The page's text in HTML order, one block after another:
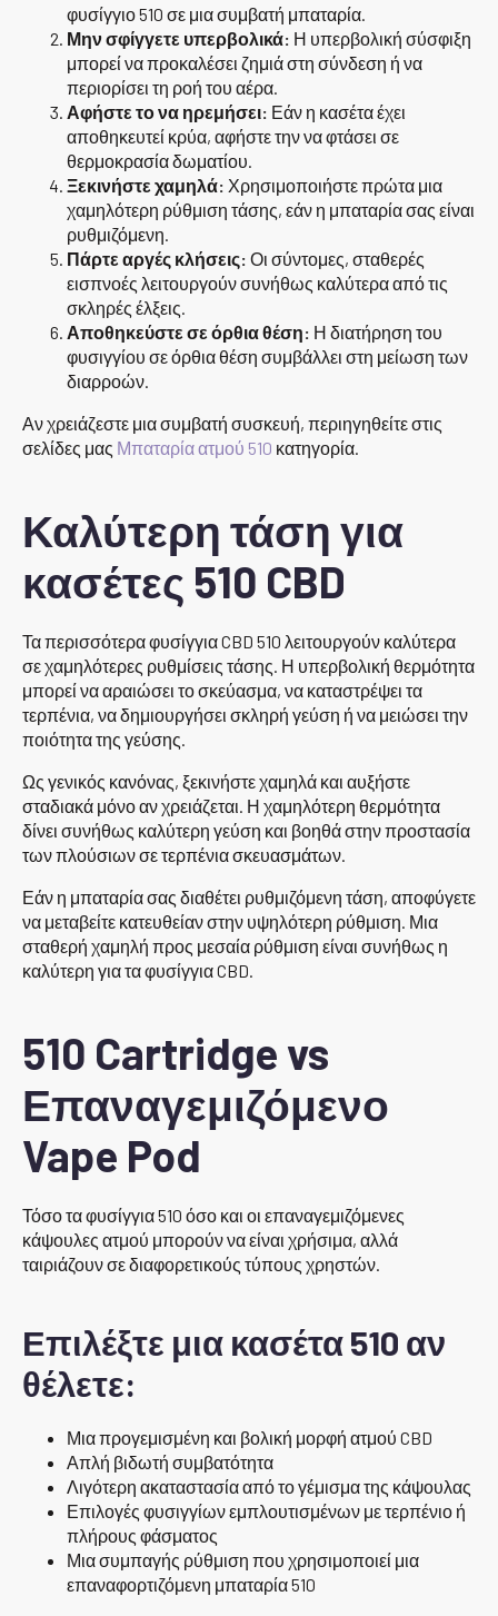
φυσίγγιο 510 σε μια συμβατή μπαταρία.
Μην σφίγγετε υπερβολικά: Η υπερβολική σύσφιξη
μπορεί να προκαλέσει ζημιά στη σύνδεση ή να
περιορίσει τη ροή του αέρα.
Αφήστε το να ηρεμήσει: Εάν η κασέτα έχει
αποθηκευτεί κρύα, αφήστε την να φτάσει σε
θερμοκρασία δωματίου.
Ξεκινήστε χαμηλά: Χρησιμοποιήστε πρώτα μια
χαμηλότερη ρύθμιση τάσης, εάν η μπαταρία σας είναι
ρυθμιζόμενη.
Πάρτε αργές κλήσεις: Οι σύντομες, σταθερές
εισπνοές λειτουργούν συνήθως καλύτερα από τις
σκληρές έλξεις.
Αποθηκεύστε σε όρθια θέση: Η διατήρηση του
φυσιγγίου σε όρθια θέση συμβάλλει στη μείωση των
διαρροών.
Αν χρειάζεστε μια συμβατή συσκευή, περιηγηθείτε στις
σελίδες μας Μπαταρία ατμού 510 κατηγορία.
Καλύτερη τάση για
κασέτες 510 CBD
Τα περισσότερα φυσίγγια CBD 510 λειτουργούν καλύτερα
σε χαμηλότερες ρυθμίσεις τάσης. Η υπερβολική θερμότητα
μπορεί να αραιώσει το σκεύασμα, να καταστρέψει τα
τερπένια, να δημιουργήσει σκληρή γεύση ή να μειώσει την
ποιότητα της γεύσης.
Ως γενικός κανόνας, ξεκινήστε χαμηλά και αυξήστε
σταδιακά μόνο αν χρειάζεται. Η χαμηλότερη θερμότητα
δίνει συνήθως καλύτερη γεύση και βοηθά στην προστασία
των πλούσιων σε τερπένια σκευασμάτων.
Εάν η μπαταρία σας διαθέτει ρυθμιζόμενη τάση, αποφύγετε
να μεταβείτε κατευθείαν στην υψηλότερη ρύθμιση. Μια
σταθερή χαμηλή προς μεσαία ρύθμιση είναι συνήθως η
καλύτερη για τα φυσίγγια CBD.
510 Cartridge vs
Επαναγεμιζόμενο
Vape Pod
Τόσο τα φυσίγγια 510 όσο και οι επαναγεμιζόμενες
κάψουλες ατμού μπορούν να είναι χρήσιμα, αλλά
ταιριάζουν σε διαφορετικούς τύπους χρηστών.
Επιλέξτε μια κασέτα 510 αν
θέλετε:
Μια προγεμισμένη και βολική μορφή ατμού CBD
Απλή βιδωτή συμβατότητα
Λιγότερη ακαταστασία από το γέμισμα της κάψουλας
Επιλογές φυσιγγίων εμπλουτισμένων με τερπένιο ή
πλήρους φάσματος
Μια συμπαγής ρύθμιση που χρησιμοποιεί μια
επαναφορτιζόμενη μπαταρία 510